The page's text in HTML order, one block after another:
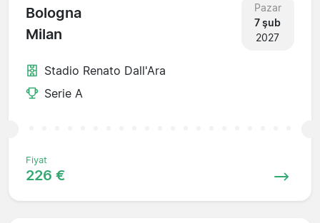
Bologna
Milan
Pazar
7 şub
2027
Stadio Renato Dall'Ara
Serie A
Fiyat
226 €